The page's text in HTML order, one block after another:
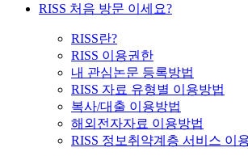
RISS 처음 방문 이세요?
RISS란?
RISS 이용권한
내 관심논문 등록방법
RISS 자료 유형별 이용방법
복사/대출 이용방법
해외전자자료 이용방법
RISS 정보취약계층 서비스 이